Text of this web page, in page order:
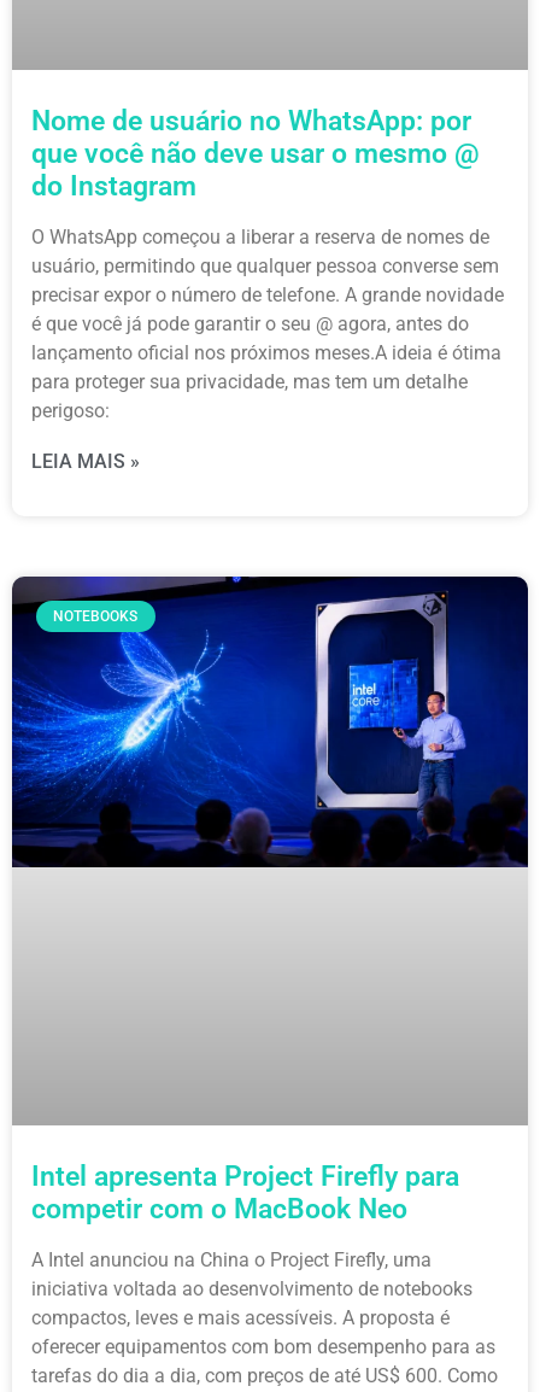
Nome de usuário no WhatsApp: por
que você não deve usar o mesmo @
do Instagram
O WhatsApp começou a liberar a reserva de nomes de
usuário, permitindo que qualquer pessoa converse sem
precisar expor o número de telefone. A grande novidade
é que você já pode garantir o seu @ agora, antes do
lançamento oficial nos próximos meses.A ideia é ótima
para proteger sua privacidade, mas tem um detalhe
perigoso:
LEIA MAIS »
NOTEBOOKS
Intel apresenta Project Firefly para
competir com o MacBook Neo
A Intel anunciou na China o Project Firefly, uma
iniciativa voltada ao desenvolvimento de notebooks
compactos, leves e mais acessíveis. A proposta é
oferecer equipamentos com bom desempenho para as
tarefas do dia a dia, com preços de até US$ 600. Como